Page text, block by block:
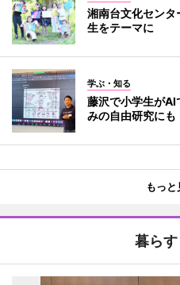
湘南台文化セン
生をテーマに
学ぶ・知る
藤沢で小学生が
みの自由研究にも
もっと
暮らす